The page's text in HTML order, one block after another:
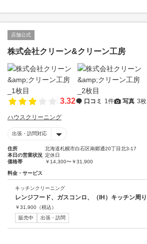
店舗公式
株式会社クリーン&クリーン工房
3.32 口コミ 1件 写真 3枚
ハウスクリーニング
出張・訪問対応
住所
北海道札幌市白石区南郷通20丁目北3-17
本日の営業状況 定休日
価格帯
￥14,300〜￥31,900
料金・サービス
キッチンクリーニング
レンジフード、ガスコンロ、（IH）キッチン周り
￥31,900 （税込）
販売中
出張・訪問